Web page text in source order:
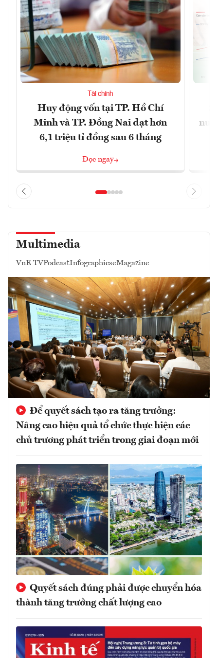
Tài chính
Huy động vốn tại TP. Hồ Chí
Minh và TP. Đồng Nai đạt hơn
6,1 triệu tỉ đồng sau 6 tháng
Đọc ngay
Multimedia
VnE TVPodcastInfographicseMagazine
Để quyết sách tạo ra tăng trưởng:
Nâng cao hiệu quả tổ chức thực hiện các
chủ trương phát triển trong giai đoạn mới
Quyết sách đúng phải được chuyển hóa
thành tăng trưởng chất lượng cao